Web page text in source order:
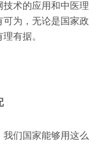
术的应用和中医理
为，无论是国家政
有据。
们国家能够用这么